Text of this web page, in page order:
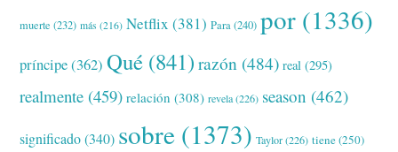
muerte (232) más (216) Netflix (381) Para(240) por (1336)
príncipe(362) Qué (841) razón (484) real (295)
realmente (459) relación (308) revela(226) season (462)
significado(340) sobre (1373) Taylor(226) tiene(250)